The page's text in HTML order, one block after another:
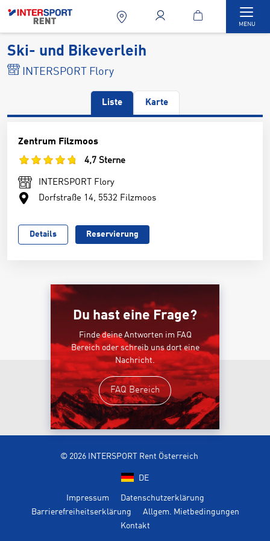
MENU
Ski- und Bikeverleih
INTERSPORT Flory
Liste Karte
Zentrum Filzmoos
4,7 Sterne
INTERSPORT Flory
Dorfstraße 14, 5532 Filzmoos
Details Reservierung
Du hast eine Frage?
Finde deine Antworten im FAQ
Bereich oder schreib uns dort eine
Nachricht.
FAQ Bereich
© 2026 INTERSPORT Rent Österreich
DE
Impressum
Datenschutzerklärung
Barrierefreiheitserklärung
Allgem. Mietbedingungen
Kontakt